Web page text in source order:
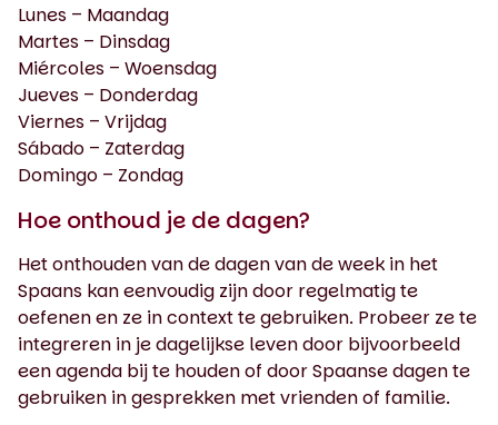
Lunes – Maandag
Martes – Dinsdag
Miércoles – Woensdag
Jueves – Donderdag
Viernes – Vrijdag
Sábado – Zaterdag
Domingo – Zondag
Hoe onthoud je de dagen?
Het onthouden van de dagen van de week in het
Spaans kan eenvoudig zijn door regelmatig te
oefenen en ze in context te gebruiken. Probeer ze te
integreren in je dagelijkse leven door bijvoorbeeld
een agenda bij te houden of door Spaanse dagen te
gebruiken in gesprekken met vrienden of familie.